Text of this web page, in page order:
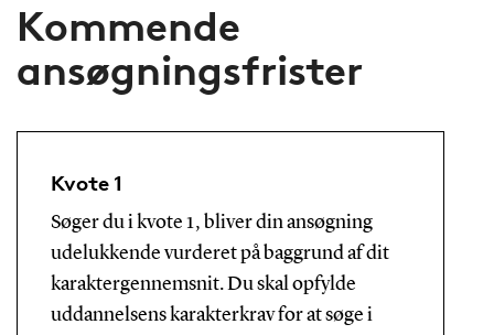
Kommende
ansøgningsfrister
Kvote 1
Søger du i kvote 1, bliver din ansøgning
udelukkende vurderet på baggrund af dit
karaktergennemsnit. Du skal opfylde
uddannelsens karakterkrav for at søge i